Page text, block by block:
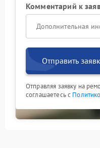
Комментарий к
Отправить
Отправляя заявку на
соглашаетесь с